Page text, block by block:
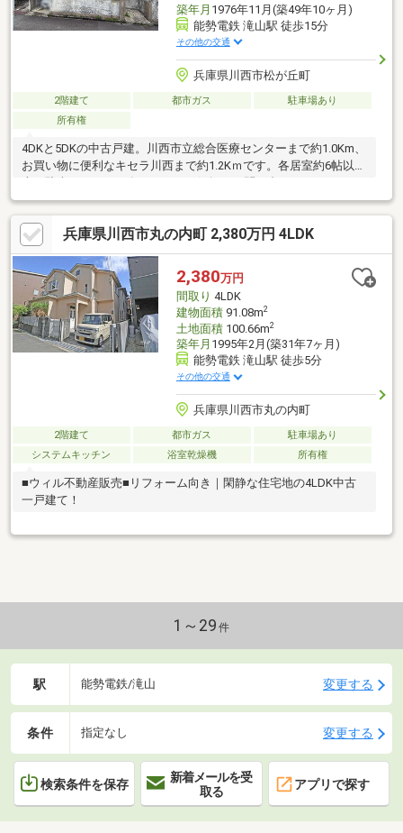
築年月 1976年11月(築49年10ヶ月)
能勢電鉄 滝山駅 徒歩15分
その他の交通
兵庫県川西市松が丘町
2階建て 都市ガス
駐車場あり
所有権
4DKと5DKの中古戸建。川西市立総合医療センターまで約1.0Km、
お買い物に便利なキセラ川西まで約1.2Kｍです。各居室約6帖以
兵庫県川西市丸の内町 2,380万円 4LDK
2,380万円
間取り 4LDK
建物面積91.08m2
土地面積100.66m2
築年月 1995年2月(築31年7ヶ月)
能勢電鉄 滝山駅 徒歩5分
その他の交通
兵庫県川西市丸の内町
2階建て 都市ガス
駐車場あり
システムキッチン
浴室乾燥機 所有権
■ウィル不動産販売■リフォーム向き｜閑静な住宅地の4LDK中古
一戸建て！
1～29 件
駅 能勢電鉄/滝山 変更する
条件 指定なし 変更する
検索条件を保存
新着メールを受
取る
アプリで探す